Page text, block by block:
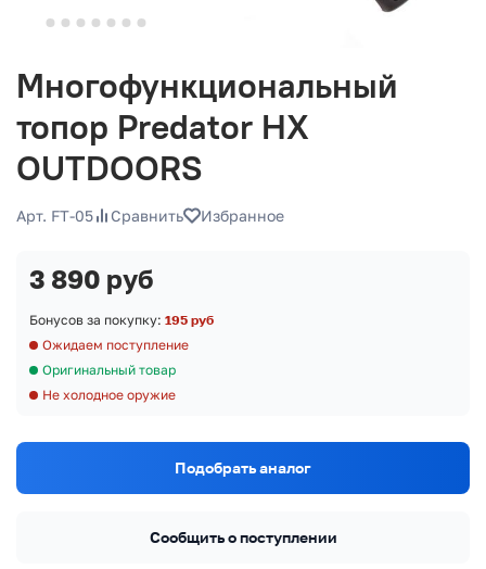
Многофункциональный
топор Predator HX
OUTDOORS
Арт. FT-05 Сравнить Избранное
3 890 руб
Бонусов за покупку: 195 руб
Ожидаем поступление
Оригинальный товар
Не холодное оружие
Подобрать аналог
Сообщить о поступлении